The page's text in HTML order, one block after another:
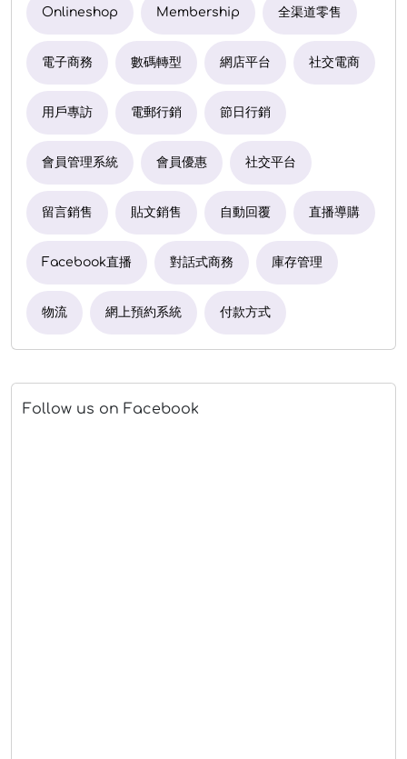
Onlineshop Membership 全渠道零售
電子商務 數碼轉型 網店平台 社交電商
用戶專訪 電郵行銷 節日行銷
會員管理系統 會員優惠 社交平台
留言銷售 貼文銷售 自動回覆 直播導購
Facebook直播 對話式商務 庫存管理
物流 網上預約系統 付款方式
Follow us on Facebook